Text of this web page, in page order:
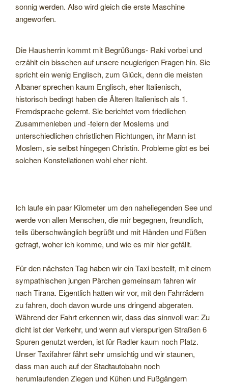
sonnig werden. Also wird gleich die erste Maschine
angeworfen.
Die Hausherrin kommt mit Begrüßungs- Raki vorbei und
erzählt ein bisschen auf unsere neugierigen Fragen hin. Sie
spricht ein wenig Englisch, zum Glück, denn die meisten
Albaner sprechen kaum Englisch, eher Italienisch,
historisch bedingt haben die Älteren Italienisch als 1.
Fremdsprache gelernt. Sie berichtet vom friedlichen
Zusammenleben und -feiern der Moslems und
unterschiedlichen christlichen Richtungen, ihr Mann ist
Moslem, sie selbst hingegen Christin. Probleme gibt es bei
solchen Konstellationen wohl eher nicht.
Ich laufe ein paar Kilometer um den naheliegenden See und
werde von allen Menschen, die mir begegnen, freundlich,
teils überschwänglich begrüßt und mit Händen und Füßen
gefragt, woher ich komme, und wie es mir hier gefällt.
Für den nächsten Tag haben wir ein Taxi bestellt, mit einem
sympathischen jungen Pärchen gemeinsam fahren wir
nach Tirana. Eigentlich hatten wir vor, mit den Fahrrädern
zu fahren, doch davon wurde uns dringend abgeraten.
Während der Fahrt erkennen wir, dass das sinnvoll war: Zu
dicht ist der Verkehr, und wenn auf vierspurigen Straßen 6
Spuren genutzt werden, ist für Radler kaum noch Platz.
Unser Taxifahrer fährt sehr umsichtig und wir staunen,
dass man auch auf der Stadtautobahn noch
herumlaufenden Ziegen und Kühen und Fußgängern